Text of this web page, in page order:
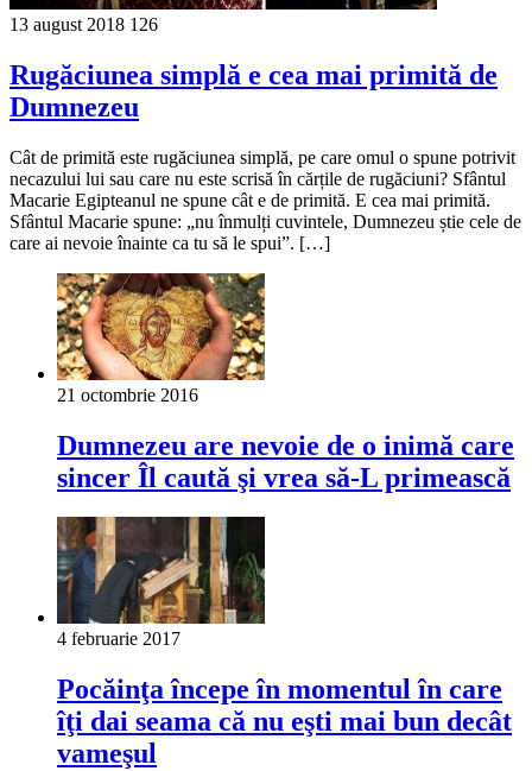
13 august 2018 126
Rugăciunea simplă e cea mai primită de
Dumnezeu
Cât de primită este rugăciunea simplă, pe care omul o spune potrivit
necazului lui sau care nu este scrisă în cărțile de rugăciuni? Sfântul
Macarie Egipteanul ne spune cât e de primită. E cea mai primită.
Sfântul Macarie spune: „nu înmulți cuvintele, Dumnezeu știe cele de
care ai nevoie înainte ca tu să le spui”. […]
21 octombrie 2016
Dumnezeu are nevoie de o inimă care
sincer Îl caută şi vrea să-L primească
4 februarie 2017
Pocăinţa începe în momentul în care
îţi dai seama că nu eşti mai bun decât
vameşul